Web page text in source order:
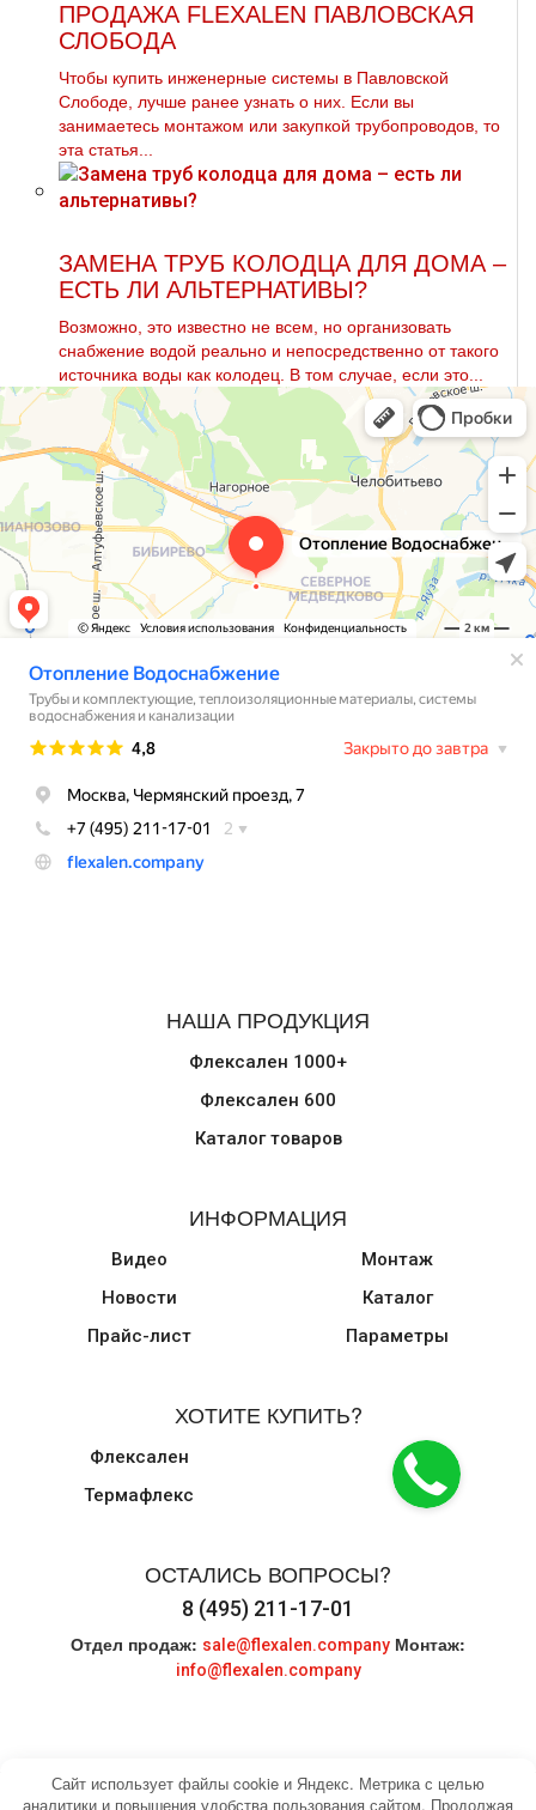
ПРОДАЖА FLEXALEN ПАВЛОВСКАЯ
СЛОБОДА
Чтобы купить инженерные системы в Павловской
Слободе, лучше ранее узнать о них. Если вы
занимаетесь мoнтaжом или закупкой тpубопроводов, то
эта статья...
ЗАМЕНА ТРУБ КОЛОДЦА ДЛЯ ДОМА –
ЕСТЬ ЛИ АЛЬТЕРНАТИВЫ?
Возможно, это известно не всем, но организовать
снабжение водой реально и непосредственно от такого
источника воды как колодец. В том случае, если это...
НАША ПРОДУКЦИЯ
Флексален 1000+
Флексален 600
Каталог товаров
ИНФОРМАЦИЯ
Видео
Новости
Прайс-лист
Монтаж
Каталог
Параметры
ХОТИТЕ КУПИТЬ?
Флексален
Термафлекс
ОСТАЛИСЬ ВОПРОСЫ?
8 (495) 211-17-01
Отдел продаж: sale@flexalen.company Монтаж:
info@flexalen.company
Сайт использует файлы cookie и Яндекс. Метрика с целью
аналитики и повышения удобства пользования сайтом. Продолжая